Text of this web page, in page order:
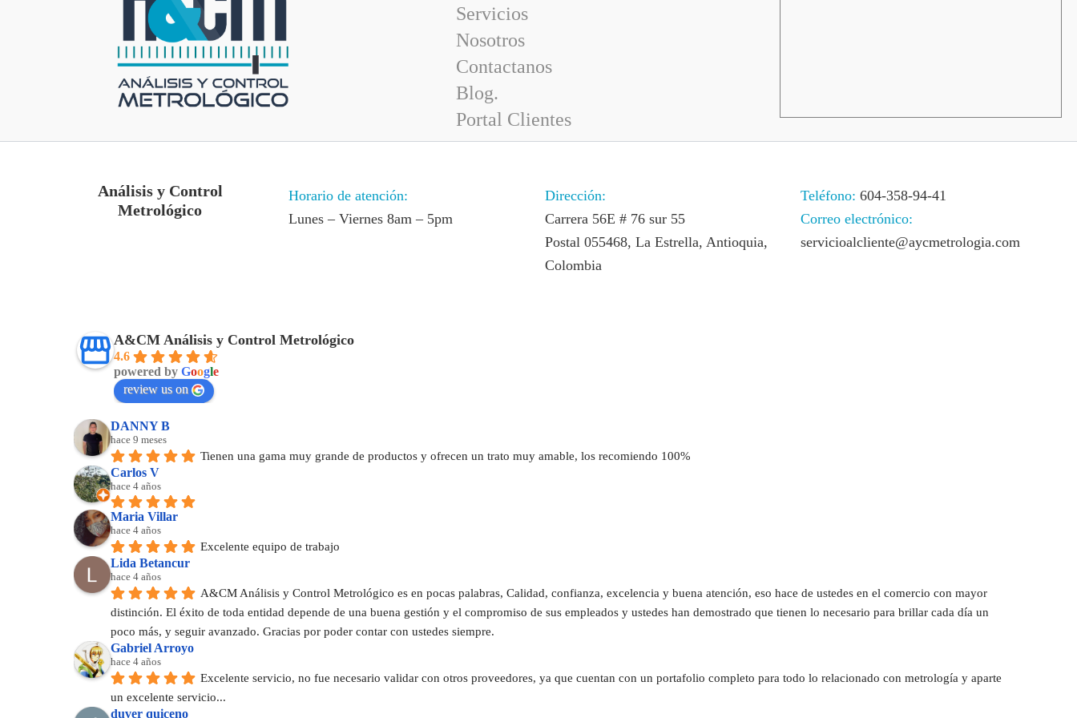
Servicios
Nosotros
Contactanos
Blog.
Portal Clientes
Análisis y Control
Metrológico
Horario de atención:
Lunes – Viernes 8am – 5pm
Dirección:
Carrera 56E # 76 sur 55
Postal 055468, La Estrella, Antioquia,
Colombia
Teléfono: 604-358-94-41
Correo electrónico:
servicioalcliente@aycmetrologia.com
A&CM Análisis y Control Metrológico
4.6
powered by Google
review us on
DANNY B
hace 9 meses
Tienen una gama muy grande de productos y ofrecen un trato muy amable, los recomiendo 100%
Carlos V
hace 4 años
Maria Villar
hace 4 años
Excelente equipo de trabajo
Lida Betancur
hace 4 años
A&CM Análisis y Control Metrológico es en pocas palabras, Calidad, confianza, excelencia y buena atención, eso hace de ustedes en el comercio con mayor
distinción. El éxito de toda entidad depende de una buena gestión y el compromiso de sus empleados y ustedes han demostrado que tienen lo necesario para brillar cada día un
poco más, y seguir avanzado. Gracias por poder contar con ustedes siempre.
Gabriel Arroyo
hace 4 años
Excelente servicio, no fue necesario validar con otros proveedores, ya que cuentan con un portafolio completo para todo lo relacionado con metrología y aparte
un excelente servicio...
duver quiceno